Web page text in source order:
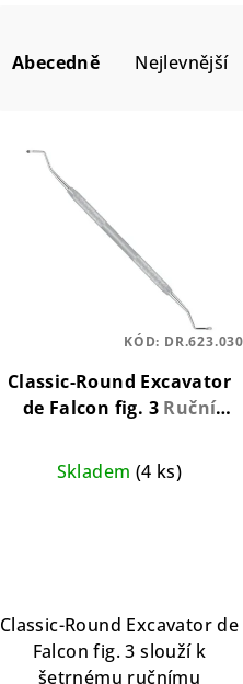
a
o
Abecedně Nejlevnější
p
t
Classic-Round Excavator
de Falcon fig. 3 Ruční
kazu a měkkého dentinu
Skladem (4 ks)
Classic-Round Excavator de
Falcon fig. 3 slouží k
šetrnému ručnímu
KÓD: DR.623.030